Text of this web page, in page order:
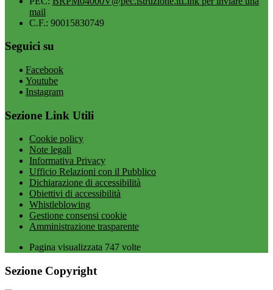
mail
C.F.: 90015830749
Seguici su
Facebook
Youtube
Instagram
Sezione Link Utili
Cookie policy
Note legali
Informativa Privacy
Ufficio Relazioni con il Pubblico
Dichiarazione di accessibilità
Obiettivi di accessibilità
Whistleblowing
Gestione consensi cookie
Amministrazione trasparente
Pagina visualizzata 747 volte
Sezione Copyright